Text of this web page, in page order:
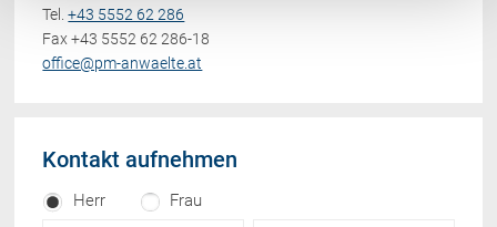
Tel.+43 5552 62 286
Fax +43 5552 62 286-18
office@pm-anwaelte.at
Kontakt aufnehmen
Herr Frau